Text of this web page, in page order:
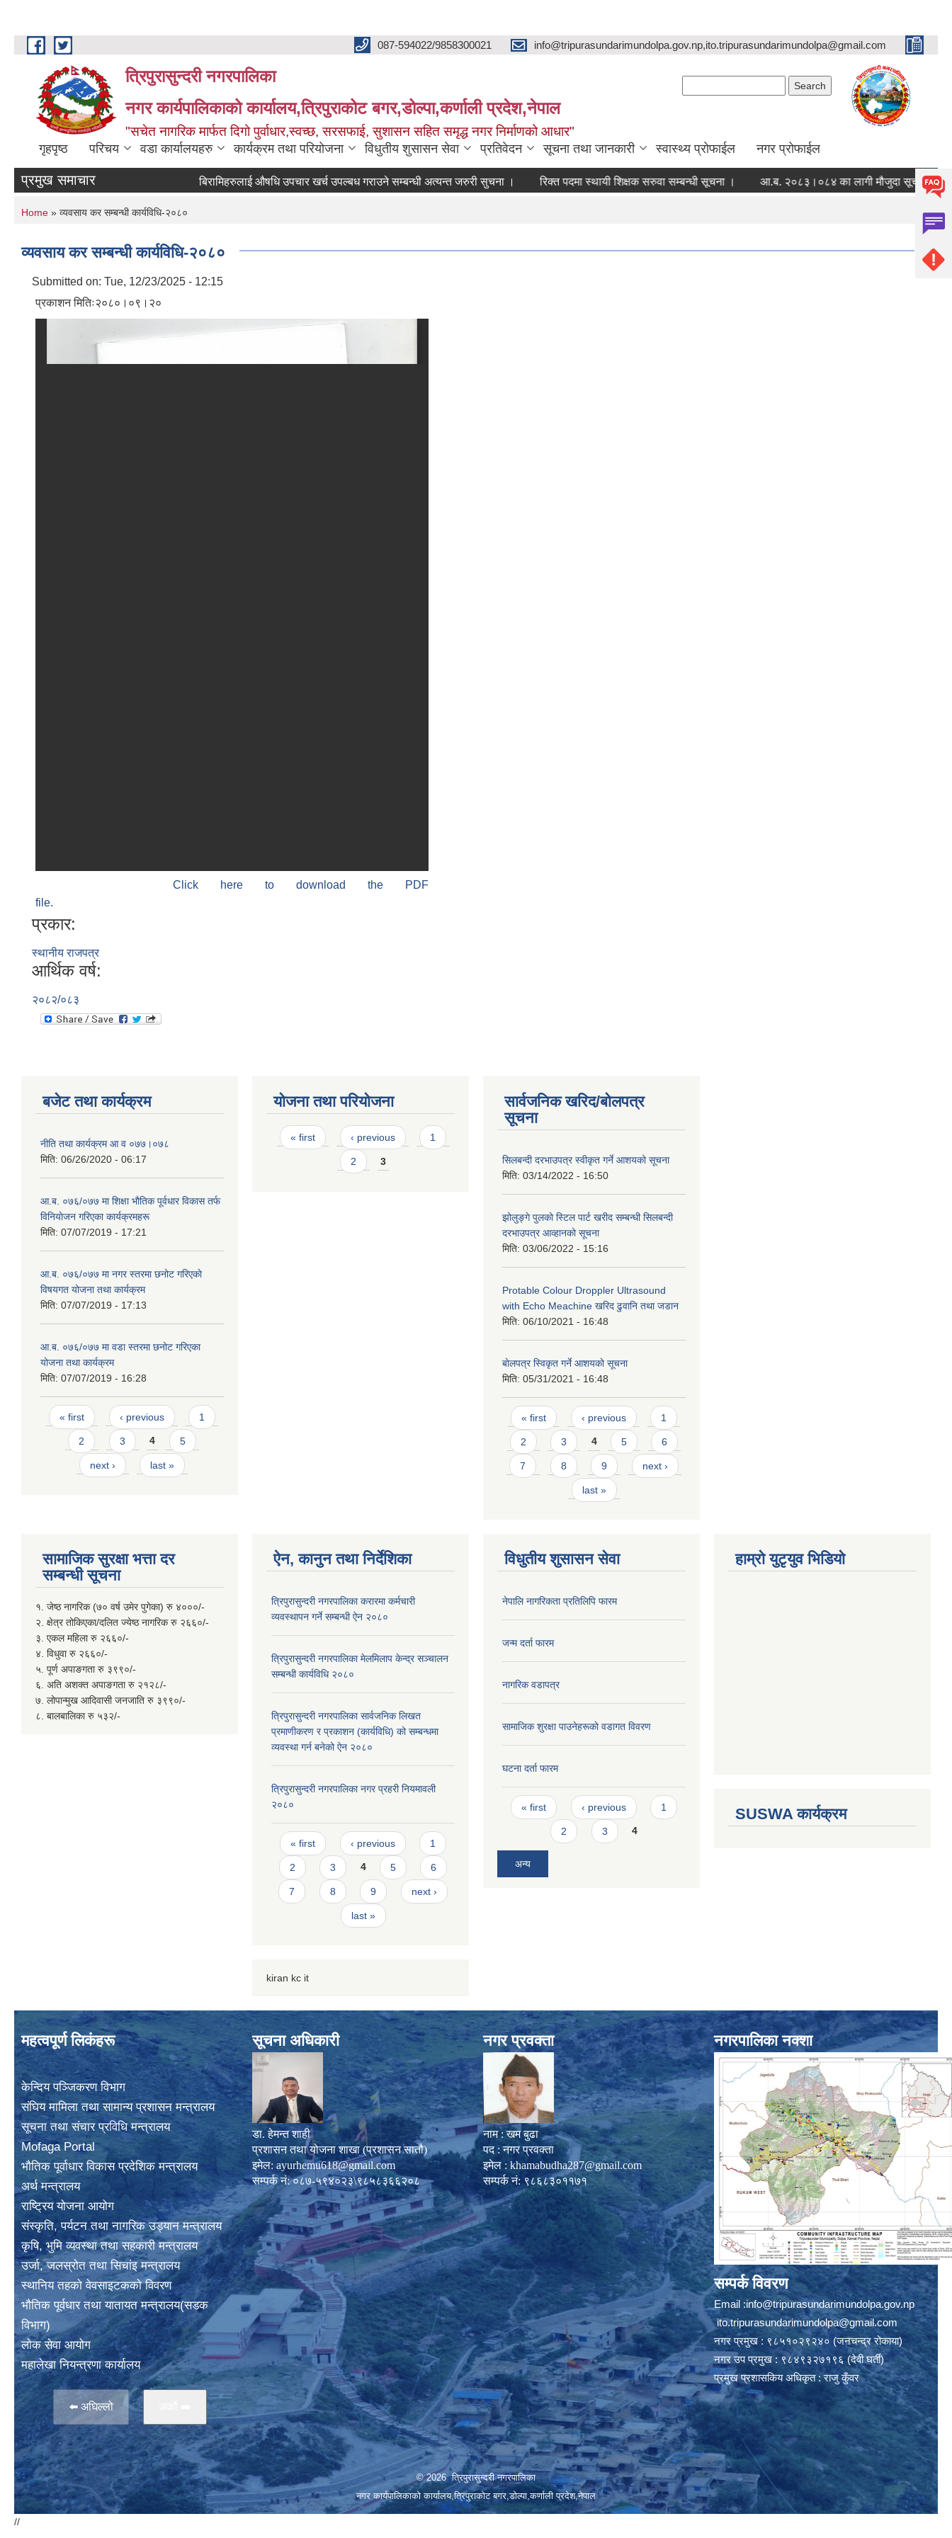
Skip to main content 087-594022/9858300021 info@tripurasundarimundolpa.gov.np,ito.tripurasundarimundolpa@gmail.com
त्रिपुरासुन्दरी नगरपालिका
नगर कार्यपालिकाको कार्यालय,त्रिपुराकोट बगर,डोल्पा,कर्णाली प्रदेश,नेपाल
"सचेत नागरिक मार्फत दिगो पुर्वाधार,स्वच्छ, सरसफाई, सुशासन सहित समृद्ध नगर निर्माणको आधार"
गृहपृष्ठ परिचय वडा कार्यालयहरु कार्यक्रम तथा परियोजना विधुतीय शुसासन सेवा प्रतिवेदन सूचना तथा जानकारी स्वास्थ्य प्रोफाईल नगर प्रोफाईल
प्रमुख समाचार बिरामिहरुलाई ‍‌औषधि उपचार खर्च उपल्बध गराउने सम्बन्धी अत्यन्त जरुरी सुचना । रिक्त पदमा स्थायी शिक्षक सरुवा सम्बन्धी सूचना । आ.ब. २०८३।०८४ का लागी मौजुदा सूची दर्ता गर्ने
You are here
Home » व्यवसाय कर सम्बन्धी कार्यविधि-२०८०
व्यवसाय कर सम्बन्धी कार्यविधि-२०८०
Submitted on: Tue, 12/23/2025 - 12:15
प्रकाशन मितिः२०८०।०९।२०
Click here to download the PDF
file.
प्रकार:
स्थानीय राजपत्र
आर्थिक वर्ष:
२०८२/०८३
बजेट तथा कार्यक्रम
नीति तथा कार्यक्रम आ‍ व ०७७।०७८
मिति: 06/26/2020 - 06:17
आ.ब. ०७६/०७७ मा शिक्षा भाैतिक पूर्वधार विकास तर्फ
विनियाेजन गरिएका कार्यक्रमहरू
मिति: 07/07/2019 - 17:21
आ.ब. ०७६/०७७ मा नगर स्तरमा छनोट गरिएकाे
विषयगत योजना तथा कार्यक्रम
मिति: 07/07/2019 - 17:13
आ.ब. ०७६/०७७ मा वडा स्तरमा छनोट गरिएका
योजना तथा कार्यक्रम
मिति: 07/07/2019 - 16:28
Pages
« first ‹ previous 1
2 3 4 5
next › last »
योजना तथा परियोजना
Pages
« first ‹ previous 1
2 3
सार्वजनिक खरिद/बोलपत्र
सूचना
सिलबन्दी दरभाउपत्र स्वीकृत गर्ने आशयको सूचना
मिति: 03/14/2022 - 16:50
झोलुङ्गे पुलको स्टिल पार्ट खरीद सम्बन्धी सिलबन्दी
दरभाउपत्र आव्हानको सूचना
मिति: 03/06/2022 - 15:16
Protable Colour Droppler Ultrasound
with Echo Meachine खरिद ढुवानि तथा जडान
मिति: 06/10/2021 - 16:48
बाेलपत्र स्विकृत गर्ने आशयकाे सूचना
मिति: 05/31/2021 - 16:48
Pages
« first ‹ previous 1
2 3 4 5 6
7 8 9 next ›
last »
सामाजिक सुरक्षा भत्ता दर
सम्बन्धी सूचना
१. जेष्ठ नागरिक (७० वर्ष उमेर पुगेका) रु ४०००/-
२. क्षेत्र तोकिएका/दलित ज्येष्ठ नागरिक रु २६६०/-
३. एकल महिला रु २६६०/-
४. विधुवा रु २६६०/-
५. पूर्ण अपाङगता रु ३९९०/-
६. अति अशक्त अपाङगता रु २१२८/-
७. लोपान्मुख आदिवासी जनजाति रु ३९९०/-
८. बालबालिका रु ५३२/-
ऐन, कानुन तथा निर्देशिका
त्रिपुरासुन्दरी नगरपालिका करारमा कर्मचारी
व्यवस्थापन गर्ने सम्बन्धी ऐन २०८०
त्रिपुरासुन्दरी नगरपालिका मेलमिलाप केन्द्र सञ्चालन
सम्बन्धी कार्यविधि २०८०
त्रिपुरासुन्दरी नगरपालिका सार्वजनिक लिखत
प्रमाणीकरण र प्रकाशन (कार्यविधि) को सम्बन्धमा
व्यवस्था गर्न बनेको ऐन २०८०
त्रिपुरासुन्दरी नगरपालिका नगर प्रहरी नियमावली
२०८०
Pages
« first ‹ previous 1
2 3 4 5 6
7 8 9 next ›
last »
kiran kc it
विधुतीय शुसासन सेवा
नेपालि नागरिकता प्रतिलिपि फारम
जन्म दर्ता फारम
नागरिक वडापत्र
सामाजिक शुरक्षा पाउनेहरूकाे वडागत विवरण
घटना दर्ता फारम
Pages
« first ‹ previous 1
2 3 4
अन्य
हाम्राे युटृयुव भिडियाे
SUSWA कार्यक्रम
महत्वपूर्ण लिकंहरू
केन्दिय पञ्जिकरण विभाग
संघिय मामिला तथा सामान्य प्रशासन मन्त्रालय
सूचना तथा संचार प्रविधि मन्त्रालय
Mofaga Portal
भाैतिक पूर्वाधार विकास प्रदेशिक मन्त्रालय
अर्थ मन्त्रालय
राष्ट्रिय योजना आयोग
संस्कृति, पर्यटन तथा नागरिक उड्यान मन्त्रालय
कृषि, भुमि व्यवस्था तथा सहकारी मन्त्रालय
उर्जा, जलस्राेत तथा सिचांइ मन्त्रालय
स्थानिय तहकाे वेवसाइटककाे विवरण
भाैतिक पूर्वधार तथा यातायत मन्त्रालय(सडक
विभाग)
लाेक सेवा आयोग
महालेखा नियन्त्रणा कार्यालय
⬅️ अघिल्लो
सूचना अधिकारी
डा. हेमन्त शाही
प्रशासन तथा योजना शाखा (प्रशासन सातौ)
इमेल: ayurhemu618@gmail.com
सम्पर्क नं: ०८७-५९४०२३\९८५८३६६२०८
नगर प्रवक्ता
नाम : खम बुढा
पद : नगर प्रवक्ता
इमेल : khamabudha287@gmail.com
सम्पर्क नं: ९८६८३०११७१
नगरपालिका नक्शा
सम्पर्क विवरण
Email :info@tripurasundarimundolpa.gov.np
ito.tripurasundarimundolpa@gmail.com
नगर प्रमुख : ९८५१०२९२४० (जनचन्द्र रोकाया)
नगर उप प्रमुख : ९८४९३२७१९६ (देवी घर्ती)
प्रमुख प्रशासकिय अधिकृत : राजु कुँवर
© 2026 त्रिपुरासुन्दरी नगरपालिका
नगर कार्यपालिकाको कार्यालय,त्रिपुराकोट बगर,डोल्पा,कर्णाली प्रदेश,नेपाल
//